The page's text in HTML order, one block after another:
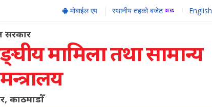
मोबाईल एप स्थानीय तहको बजेट English
सरकार
मामिला तथा सामान्य
काठमाडौँ